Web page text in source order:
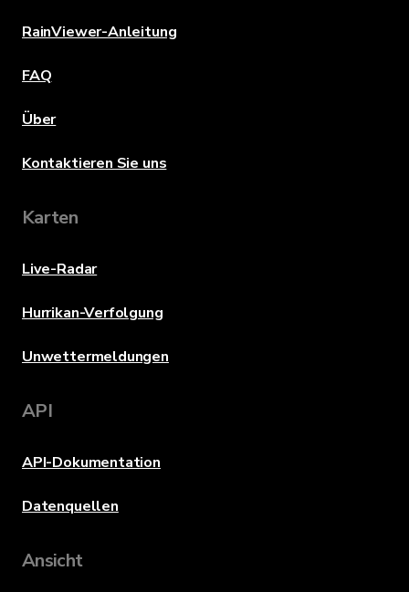
RainViewer-Anleitung
FAQ
Über
Kontaktieren Sie uns
Karten
Live-Radar
Hurrikan-Verfolgung
Unwettermeldungen
API
API-Dokumentation
Datenquellen
Ansicht